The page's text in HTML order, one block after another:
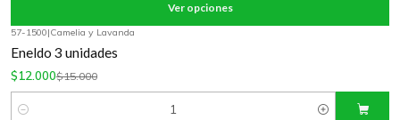
Ver opciones
57-1500|Camelia y Lavanda
Eneldo 3 unidades
$12.000$15.000